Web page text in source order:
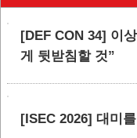
[DEF CON 34] 이
게 뒷받침할 것”
[ISEC 2026] 대미